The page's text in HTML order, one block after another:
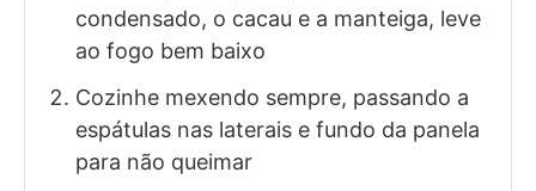
condensado, o cacau e a manteiga, leve
ao fogo bem baixo
Cozinhe mexendo sempre, passando a
espátulas nas laterais e fundo da panela
para não queimar